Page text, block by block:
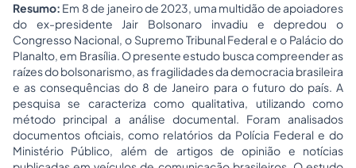
Resumo: Em 8 de janeiro de 2023, uma multidão de apoiadores
do ex-presidente Jair Bolsonaro invadiu e depredou o
Congresso Nacional, o Supremo Tribunal Federal e o Palácio do
Planalto, em Brasília. O presente estudo busca compreender as
raízes do bolsonarismo, as fragilidades da democracia brasileira
e as consequências do 8 de Janeiro para o futuro do país. A
pesquisa se caracteriza como qualitativa, utilizando como
método principal a análise documental. Foram analisados
documentos oficiais, como relatórios da Polícia Federal e do
Ministério Público, além de artigos de opinião e notícias